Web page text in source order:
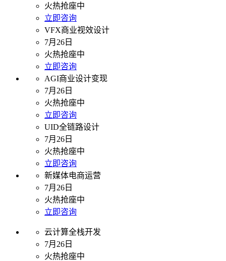
火热抢座中
立即咨询
VFX商业视效设计
7月26日
火热抢座中
立即咨询
AGI商业设计变现
7月26日
火热抢座中
立即咨询
UID全链路设计
7月26日
火热抢座中
立即咨询
新媒体电商运营
7月26日
火热抢座中
立即咨询
云计算全栈开发
7月26日
火热抢座中